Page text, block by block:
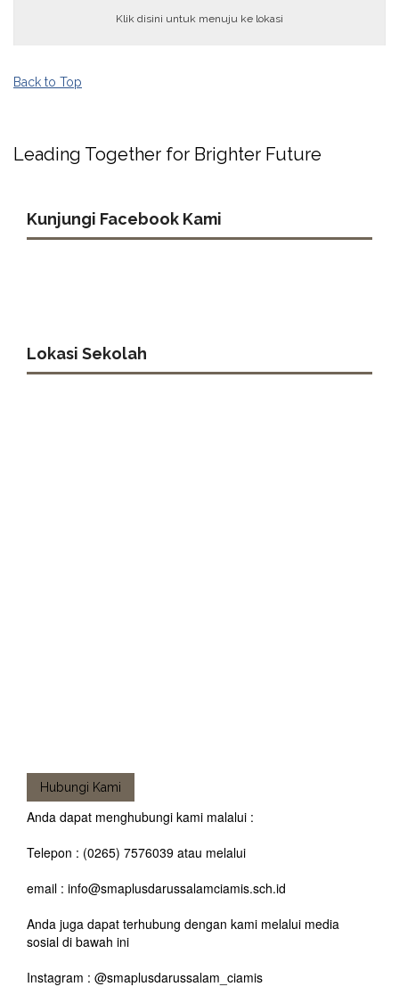
Klik disini untuk menuju ke lokasi
Back to Top
Leading Together for Brighter Future
Kunjungi Facebook Kami
Lokasi Sekolah
Hubungi Kami
Anda dapat menghubungi kami malalui :
Telepon : (0265) 7576039 atau melalui
email : info@smaplusdarussalamciamis.sch.id
Anda juga dapat terhubung dengan kami melalui media
sosial di bawah ini
Instagram : @smaplusdarussalam_ciamis